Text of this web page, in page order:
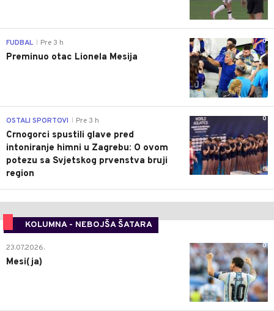
0
FUDBAL Pre 3 h
Preminuo otac Lionela Mesija
0
OSTALI SPORTOVI Pre 3 h
Crnogorci spustili glave pred
intoniranje himni u Zagrebu: O ovom
potezu sa Svjetskog prvenstva bruji
region
KOLUMNA - NEBOJŠA ŠATARA
0
23.07.2026.
Mesi(ja)